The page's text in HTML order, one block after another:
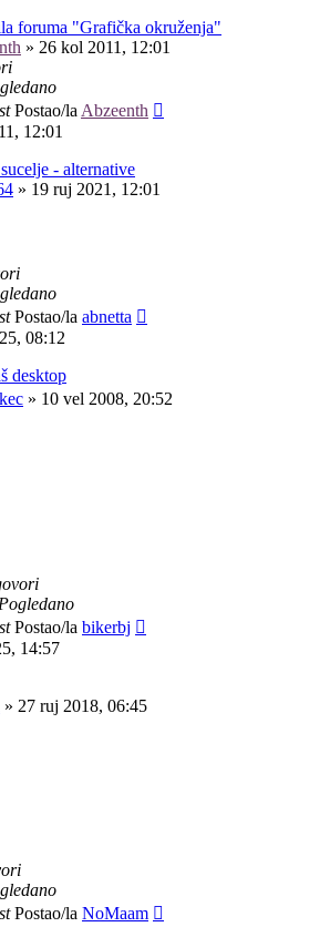
foruma "Grafička okruženja"
» 26 kol 2011, 12:01
Postao/la Abzeenth
12:01
- alternative
» 19 ruj 2021, 12:01
Postao/la abnetta
08:12
desktop
» 10 vel 2008, 20:52
Pogledano
Postao/la bikerbj
14:57
» 27 ruj 2018, 06:45
Postao/la NoMaam